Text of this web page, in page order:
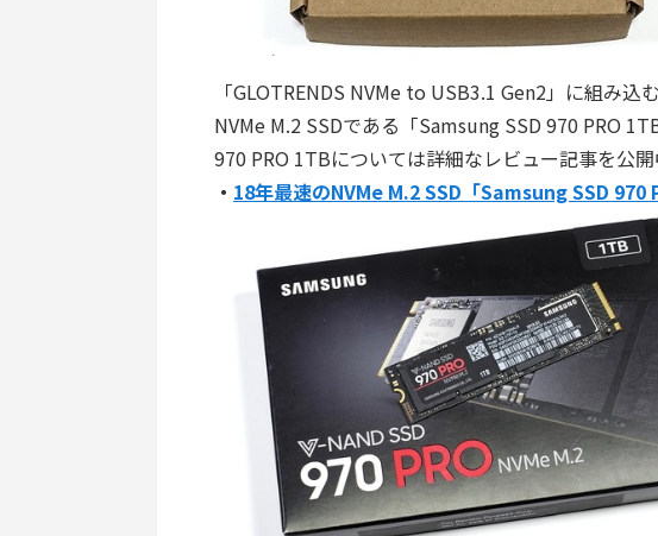
「GLOTRENDS NVMe to USB3.1 Gen2」に組み
NVMe M.2 SSDである「Samsung SSD 970 PRO
970 PRO 1TBについては詳細なレビュー記事を公開
・ 18年最速のNVMe M.2 SSD「Samsung SSD 970